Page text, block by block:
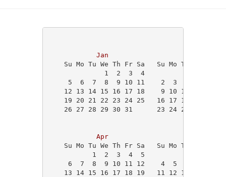
Jan
Su Mo Tu We Th Fr Sa   Su Mo Tu We Th
1  2  3  4
5  6  7  8  9 10 11    2  3  4  5  6
12 13 14 15 16 17 18    9 10 11 12 13
19 20 21 22 23 24 25   16 17 18 19 20
26 27 28 29 30 31      23 24 25 26 27
Apr
Su Mo Tu We Th Fr Sa   Su Mo Tu We Th
1  2  3  4  5                1
6  7  8  9 10 11 12    4  5  6  7  8
13 14 15 16 17 18 19   11 12 13 14 15